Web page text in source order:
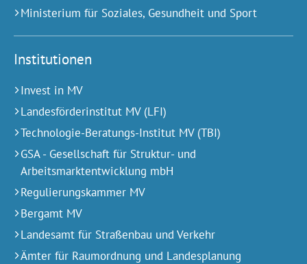
Ministerium für Soziales, Gesundheit und Sport
Institutionen
Invest in MV
Landesförderinstitut MV (LFI)
Technologie-Beratungs-Institut MV (TBI)
GSA - Gesellschaft für Struktur- und
Arbeitsmarktentwicklung mbH
Regulierungskammer MV
Bergamt MV
Landesamt für Straßenbau und Verkehr
Ämter für Raumordnung und Landesplanung